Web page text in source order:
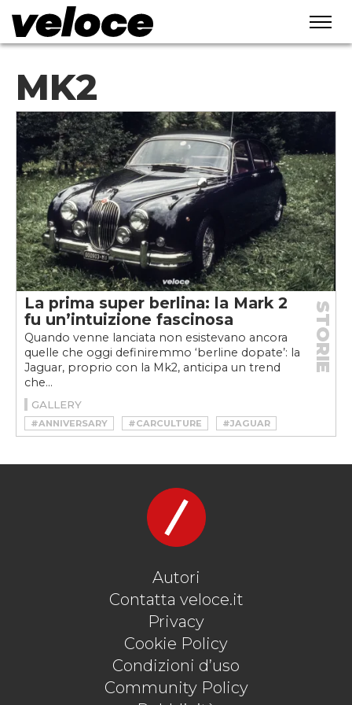
MK2
La prima super berlina: la Mark 2
fu un’intuizione fascinosa
Quando venne lanciata non esistevano ancora
quelle che oggi definiremmo ‘berline dopate’: la
Jaguar, proprio con la Mk2, anticipa un trend
che...
STORIE
GALLERY
#ANNIVERSARY #CARCULTURE
#JAGUAR
#MARK 2
#MIKE HAWTHORN
#MK2
Autori
Contatta veloce.it
Privacy
Cookie Policy
Condizioni d’uso
Community Policy